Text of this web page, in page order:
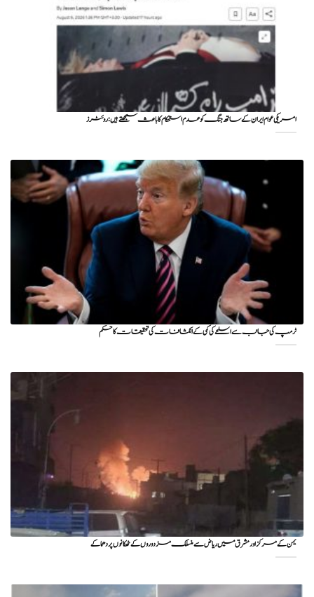
امریکی عوام ایران کے ساتھ جنگ کو عدم استحکام کا باعث سمجھتے ہیں: روئٹرز
ٹرمپ کی جانب سے اسلحے کی کمی کے انکشافات کی تحقیقات کا حکم
یمن کے مرکز اور مشرق میں ریاض سے منسلک مزدوروں کے ٹھکانوں پر دھماکے